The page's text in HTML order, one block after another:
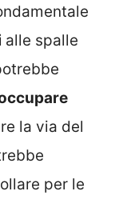
alle spalle
la via del
per le